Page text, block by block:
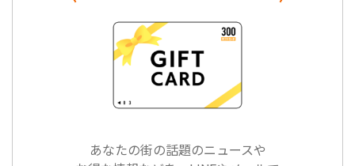
あなたの街の話題のニュースや